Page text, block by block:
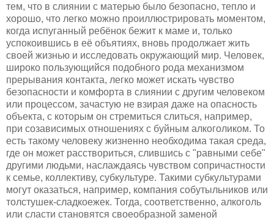
тем, что в слиянии с матерью было безопасно, тепло и
хорошо, что легко можно проиллюстрировать моментом,
когда испуганный ребёнок бежит к маме и, только
успокоившись в её объятиях, вновь продолжает жить
своей жизнью и исследовать окружающий мир. Человек,
широко пользующийся подобного рода механизмом
прерывания контакта, легко может искать чувство
безопасности и комфорта в слиянии с другим человеком
или процессом, зачастую не взирая даже на опасность
объекта, с которым он стремиться слиться, например,
при созависимых отношениях с буйным алкоголиком. То
есть такому человеку жизненно необходима такая среда,
где он может расствориться, слившись с "равными себе"
другими людьми, наслаждаясь чувством сопричастности
к семье, коллективу, субкультуре. Такими субкультурами
могут оказаться, например, компания собутыльников или
толстушек-сладкоежек. Тогда, соответственно, алкоголь
или сласти становятся своеобразной заменой